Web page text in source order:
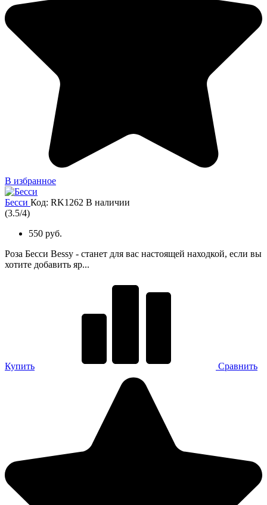
В избранное
Бесси Код: RK1262 В наличии
(3.5/4)
550 руб.
Роза Бесси Bessy - станет для вас настоящей находкой, если вы
хотите добавить яр...
Купить Сравнить